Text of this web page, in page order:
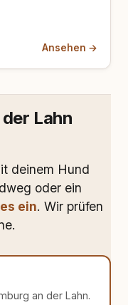
Ansehen →
Lahn
deinem Hund
oder ein
ein. Wir prüfen
an der Lahn.